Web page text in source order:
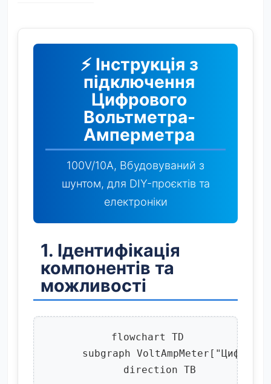
⚡ Інструкція з
підключення
Цифрового
Вольтметра-
Амперметра
100V/10A, Вбудовуваний з
шунтом, для DIY-проєктів та
електроніки
1. Ідентифікація
компонентів та
можливості
    flowchart TD
subgraph
        direction TB